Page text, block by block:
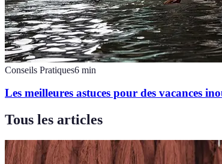
Conseils Pratiques6 min
Les meilleures astuces pour des vacances
Tous les articles